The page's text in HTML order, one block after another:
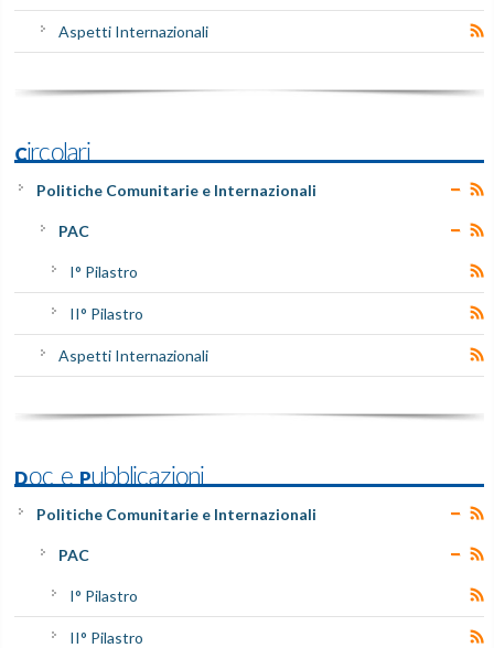
Aspetti Internazionali
Circolari
Politiche Comunitarie e Internazionali
PAC
I° Pilastro
II° Pilastro
Aspetti Internazionali
Doc e Pubblicazioni
Politiche Comunitarie e Internazionali
PAC
I° Pilastro
II° Pilastro